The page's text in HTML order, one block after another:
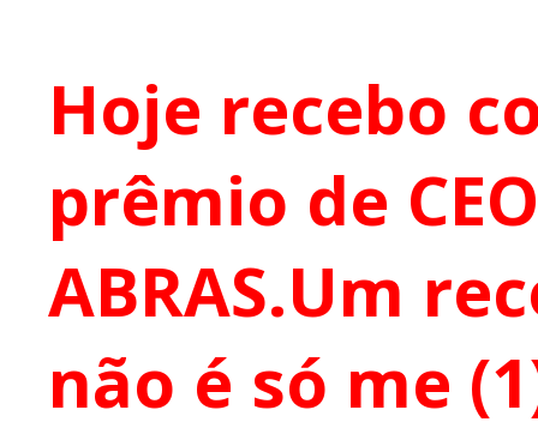
Hoje recebo
prêmio de
ABRAS.Um
não é só me